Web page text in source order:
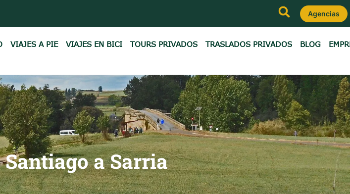
Agencias
VIAJES A PIE VIAJES EN BICI TOURS PRIVADOS TRASLADOS PRIVADOS BLOG
a Sarria